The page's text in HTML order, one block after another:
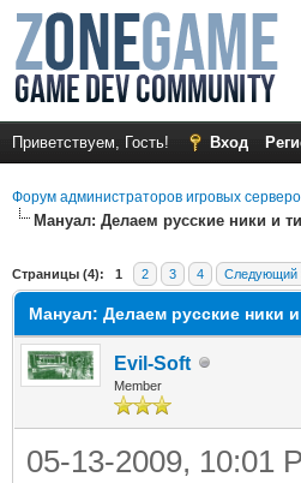
Приветствуем, Гость! Вход
Форум администраторов игровых
Мануал: Делаем русские ники и
Страницы (4): 1 2 3 4 Следующий
Мануал: Делаем русские ники
Evil-Soft
Member
05-13-2009, 10:01